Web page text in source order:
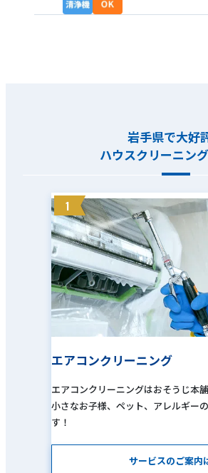
岩手県で大好
ハウスクリーニン
1
エアコンクリーニング
エアコンクリーニングはおそうじ本
小さなお子様、ペット、アレルギー
す！
サービスのご案内